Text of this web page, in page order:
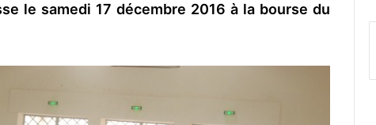
le samedi 17 décembre 2016 à la bourse du